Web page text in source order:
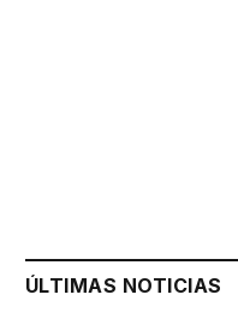
ÚLTIMAS NOTICIAS